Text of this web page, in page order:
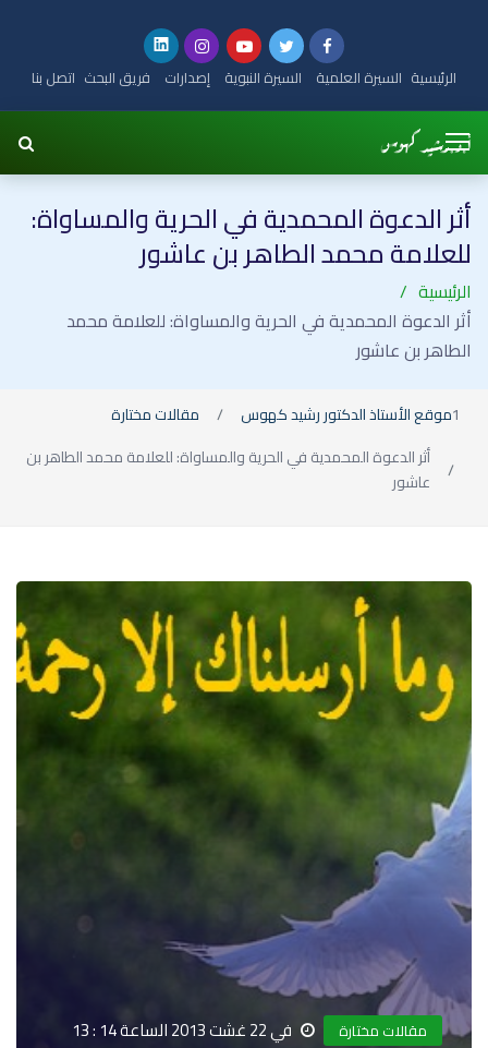
الرئيسية السيرة العلمية السيرة النبوية إصدارات فريق البحث اتصل بنا
أثر الدعوة المحمدية في الحرية والمساواة:
للعلامة محمد الطاهر بن عاشور
الرئيسية
أثر الدعوة المحمدية في الحرية والمساواة: للعلامة محمد
الطاهر بن عاشور
موقع الأستاذ الدكتور رشيد كهوس
مقالات مختارة
أثر الدعوة المحمدية في الحرية والمساواة: للعلامة محمد الطاهر بن
عاشور
مقالات مختارة في 22 غشت 2013 الساعة 14 : 13